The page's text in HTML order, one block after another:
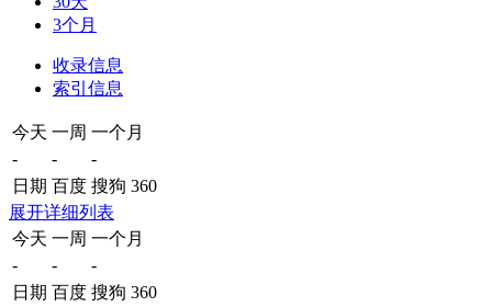
3个月
收录信息
索引信息
今天 一周 一个月
-
-
-
日期 百度 搜狗 360
展开详细列表
今天 一周 一个月
-
-
-
日期 百度 搜狗 360